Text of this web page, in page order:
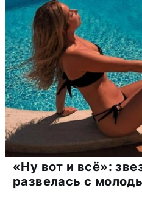
«Ну вот и всё»:
развелась с